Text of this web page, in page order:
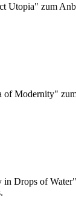
Utopia" zum
of Modernity"
in Drops of